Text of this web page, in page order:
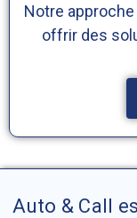
Notre
offrir des
Auto & Call